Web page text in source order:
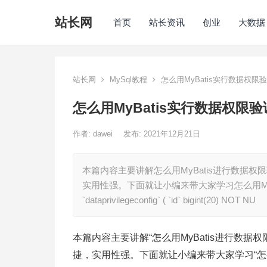
站长网 首页 站长资讯 创业 大数据
站长网 MySql教程 怎么用MyBatis实行数据权限
怎么用MyBatis实行数据权限验
作者: dawei 发布: 2021年12月21日
本篇内容主要讲解怎么用MyBatis进行数据权
实用性强。下面就让小编来带大家学习怎么用
`dataprivilegeconfig` ( `id` bigint(20) NOT NU
本篇内容主要讲解“怎么用MyBatis进行数据
捷，实用性强。下面就让小编来带大家学习“